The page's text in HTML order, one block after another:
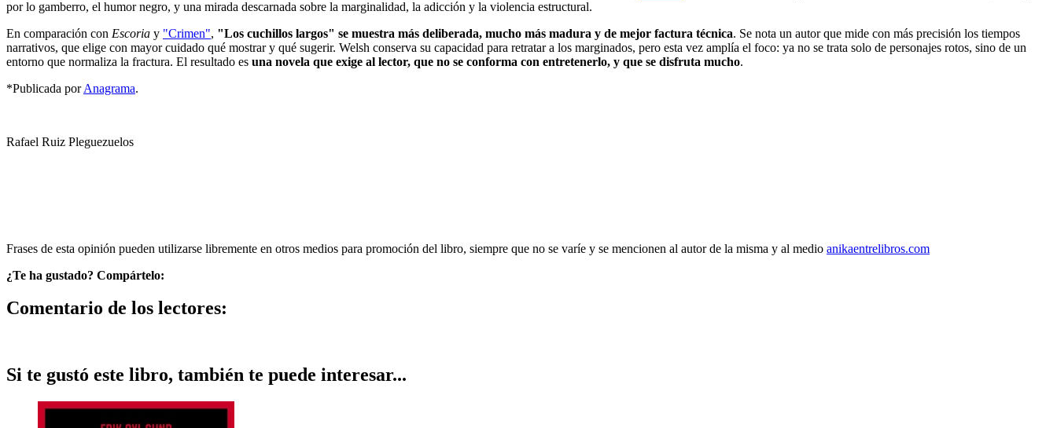
por lo gamberro, el humor negro, y una mirada descarnada sobre la marginalidad, la adicción y la violencia estructural.
En comparación con Escoria y "Crimen", "Los cuchillos largos" se muestra más deliberada, mucho más madura y de mejor factura técnica. Se nota un autor que mide con más precisión los tiempos
narrativos, que elige con mayor cuidado qué mostrar y qué sugerir. Welsh conserva su capacidad para retratar a los marginados, pero esta vez amplía el foco: ya no se trata solo de personajes rotos, sino de un
entorno que normaliza la fractura. El resultado es una novela que exige al lector, que no se conforma con entretenerlo, y que se disfruta mucho.
*Publicada porAnagrama.
Rafael Ruiz Pleguezuelos
Frases de esta opinión pueden utilizarse libremente en otros medios para promoción del libro, siempre que no se varíe y se mencionen al autor de la misma y al medio anikaentrelibros.com
¿Te ha gustado? Compártelo:
Comentario de los lectores:
Si te gustó este libro, también te puede interesar...